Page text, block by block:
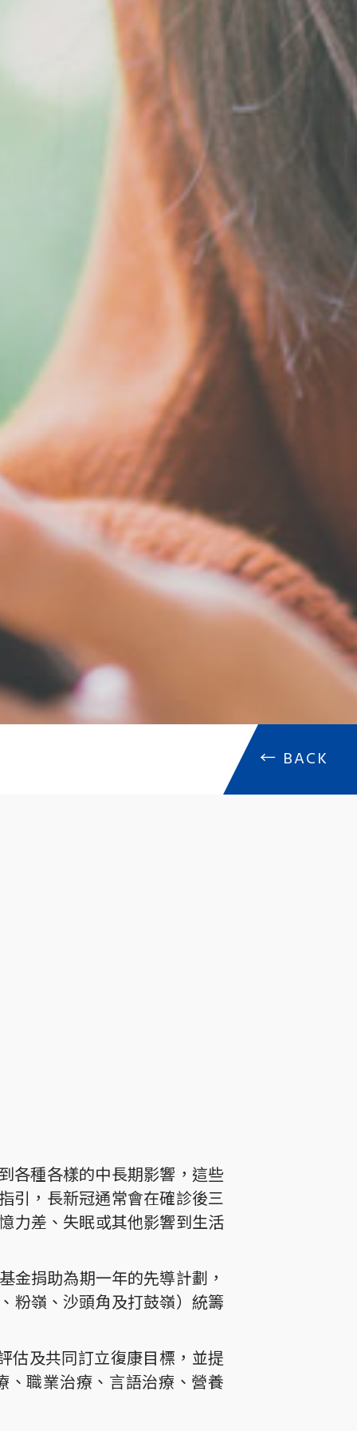
← BACK
各種各樣的中長期影響，這些
引，長新冠通常會在確診後三
力差、失眠或其他影響到生活
金捐助為期一年的先導計劃，
粉嶺、沙頭角及打鼓嶺）統籌
估及共同訂立復康目標，並提
、職業治療、言語治療、營養